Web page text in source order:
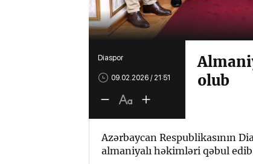
Diaspor
09.02.2026 / 21:51
olub
Azərbaycan Respublikasının
almaniyalı həkimləri qəbul